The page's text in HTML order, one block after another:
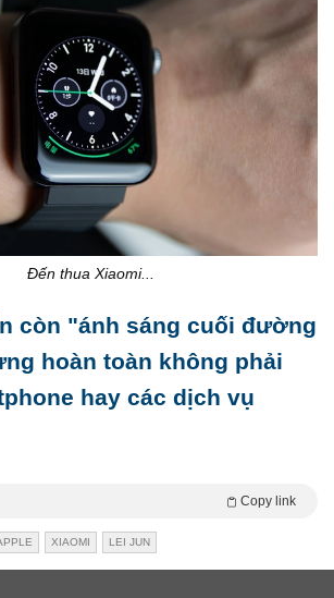
Đến thua Xiaomi...
còn "ánh sáng cuối đường
hoàn toàn không phải
hay các dịch vụ
Copy link
XIAOMI LEI JUN